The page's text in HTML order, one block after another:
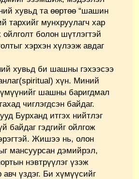
хувьд та өөртөө “шашин
тархийг мунхруулагч хар
ойлголт болон шүтлэгтэй
хэрхэн хүлээж авдаг
хувьд би шашны гэхээсээ
хүн. Миний
шашны баригдмал
чиглэгдсэн байдаг.
Бурханд итгэх нийтлэг
байдаг гэдгийг ойлгож
Жишээ нь, олон
мансуурсан дэмийрэл,
нэвтрүүлэг үзэж
авч үздэг. Би хүмүүсийг